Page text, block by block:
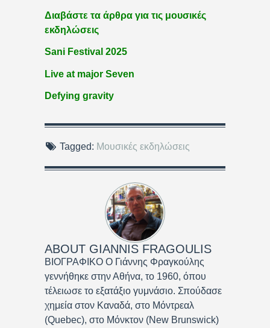
Διαβάστε τα άρθρα για τις μουσικές
εκδηλώσεις
Sani Festival 2025
Live at major Seven
Defying gravity
Tagged: Μουσικές εκδηλώσεις
ABOUT GIANNIS FRAGOULIS
ΒΙΟΓΡΑΦΙΚΟ Ο Γιάννης Φραγκούλης
γεννήθηκε στην Αθήνα, το 1960, όπου
τέλειωσε το εξατάξιο γυμνάσιο. Σπούδασε
χημεία στον Καναδά, στο Μόντρεαλ
(Quebec), στο Μόνκτον (New Brunswick)